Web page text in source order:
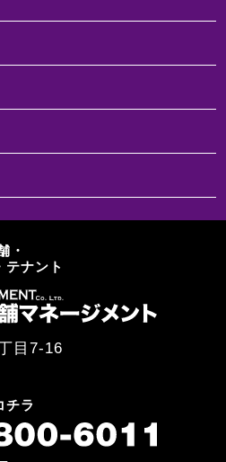
・
テナント
目7-16
チラ